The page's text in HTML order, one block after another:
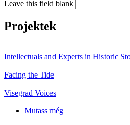
Leave this field blank
Projektek
Intellectuals and Experts in Historic
Facing the Tide
Visegrad Voices
Mutass még